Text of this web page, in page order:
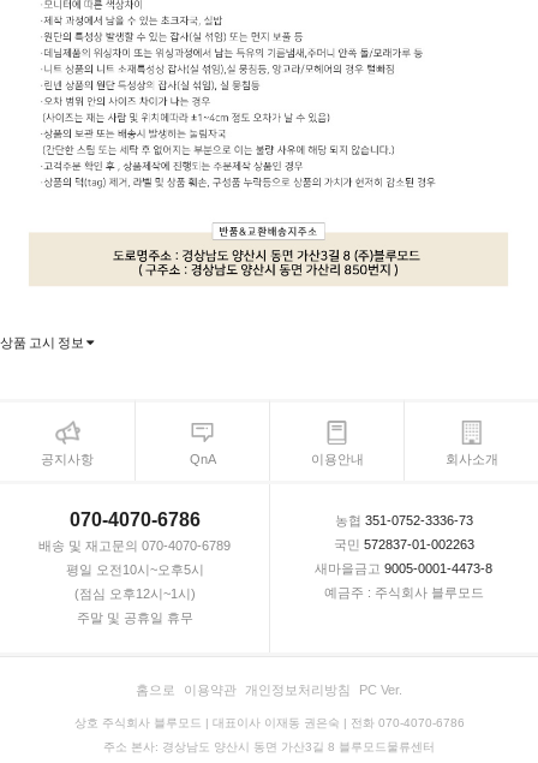
상품 고시 정보
공지사항 QnA 이용안내 회사소개
070-4070-6786
배송 및 재고문의 070-4070-6789
평일 오전10시~오후5시
(점심 오후12시~1시)
주말 및 공휴일 휴무
농협 351-0752-3336-73
국민 572837-01-002263
새마을금고 9005-0001-4473-8
예금주 : 주식회사 블루모드
홈으로 이용약관 개인정보처리방침 PC Ver.
상호 주식회사 블루모드 | 대표이사 이재동 권은숙 | 전화 070-4070-6786
주소 본사: 경상남도 양산시 동면 가산3길 8 블루모드물류센터